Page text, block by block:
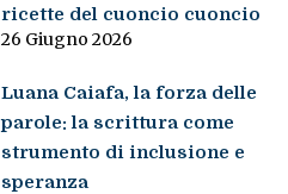
ricette del cuoncio cuoncio
26 Giugno 2026
Luana Caiafa, la forza delle
parole: la scrittura come
strumento di inclusione e
speranza